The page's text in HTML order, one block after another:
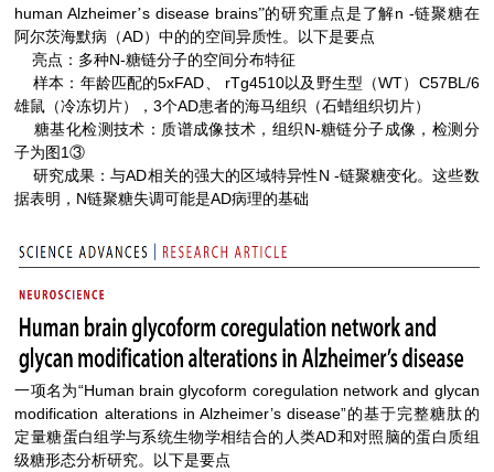
human Alzheimer’s disease brains”的研究重点是了解n -链聚糖在
阿尔茨海默病（AD）中的的空间异质性。以下是要点
亮点：多种N-糖链分子的空间分布特征
样本：年龄匹配的5xFAD、 rTg4510以及野生型（WT）C57BL/6
雄鼠（冷冻切片），3个AD患者的海马组织（石蜡组织切片）
糖基化检测技术：质谱成像技术，组织N-糖链分子成像，检测分
子为图1③
研究成果：与AD相关的强大的区域特异性N -链聚糖变化。这些数
据表明，N链聚糖失调可能是AD病理的基础
一项名为“Human brain glycoform coregulation network and glycan
modification alterations in Alzheimer’s disease”的基于完整糖肽的
定量糖蛋白组学与系统生物学相结合的人类AD和对照脑的蛋白质组
级糖形态分析研究。以下是要点